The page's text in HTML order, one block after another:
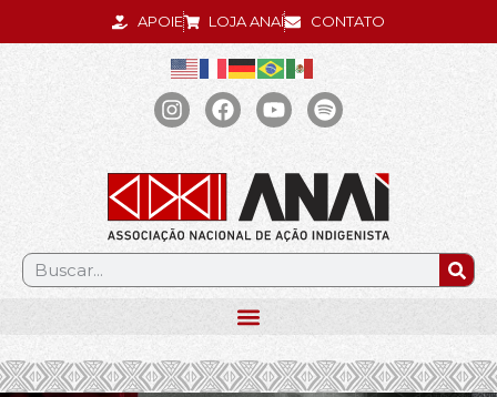
APOIE LOJA ANAÍ CONTATO
.